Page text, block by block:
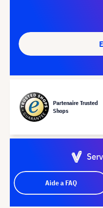
Partenaire Trusted
Shops
Aide a FAQ